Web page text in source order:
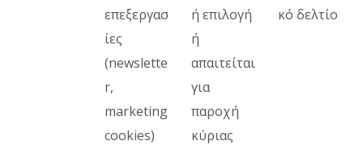
επεξεργασ
ίες
(newslette
r,
marketing
cookies)
ή επιλογή
ή
απαιτείται
για
παροχή
κύριας
κό δελτίο